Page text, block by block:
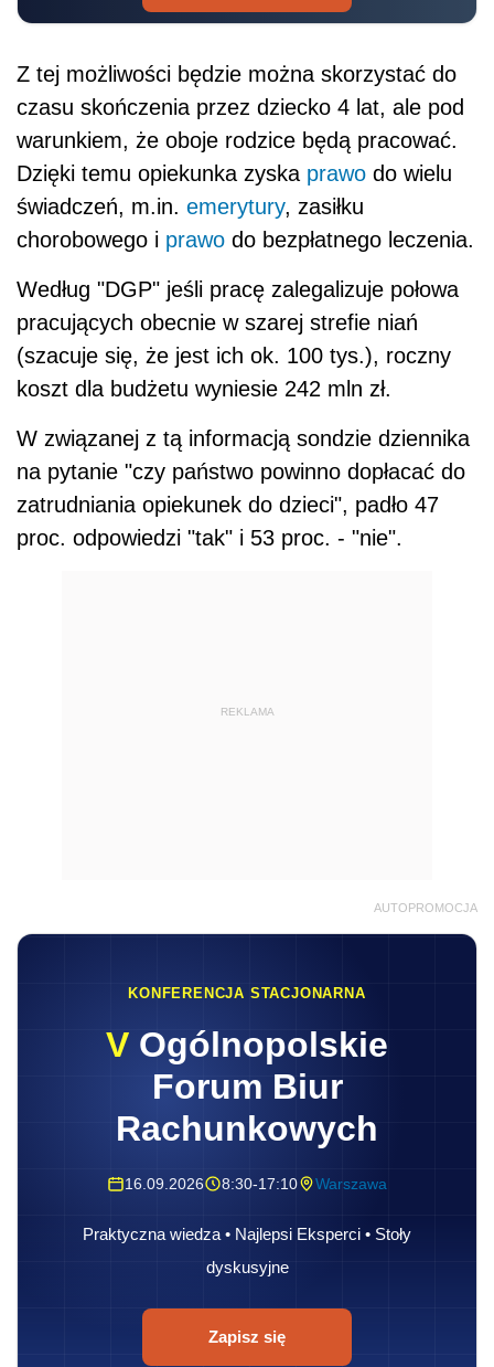
Z tej możliwości będzie można skorzystać do
czasu skończenia przez dziecko 4 lat, ale pod
warunkiem, że oboje rodzice będą pracować.
Dzięki temu opiekunka zyska prawo do wielu
świadczeń, m.in. emerytury, zasiłku
chorobowego i prawo do bezpłatnego leczenia.
Według "DGP" jeśli pracę zalegalizuje połowa
pracujących obecnie w szarej strefie niań
(szacuje się, że jest ich ok. 100 tys.), roczny
koszt dla budżetu wyniesie 242 mln zł.
W związanej z tą informacją sondzie dziennika
na pytanie "czy państwo powinno dopłacać do
zatrudniania opiekunek do dzieci", padło 47
proc. odpowiedzi "tak" i 53 proc. - "nie".
REKLAMA
AUTOPROMOCJA
KONFERENCJA STACJONARNA
V Ogólnopolskie
Forum Biur
Rachunkowych
16.09.2026 8:30-17:10 Warszawa
Praktyczna wiedza • Najlepsi Eksperci • Stoły
dyskusyjne
Zapisz się